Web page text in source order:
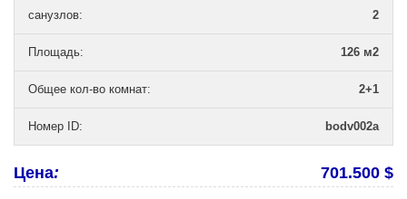
санузлов: 2
Площадь: 126 м2
Общее кол-во комнат: 2+1
Номер ID: bodv002a
Цена: 701.500 $